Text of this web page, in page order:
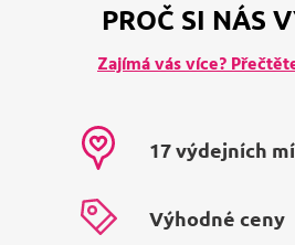
PROČ SI NÁS
Zajímá vás více?
17 výdejních
Výhodné ceny